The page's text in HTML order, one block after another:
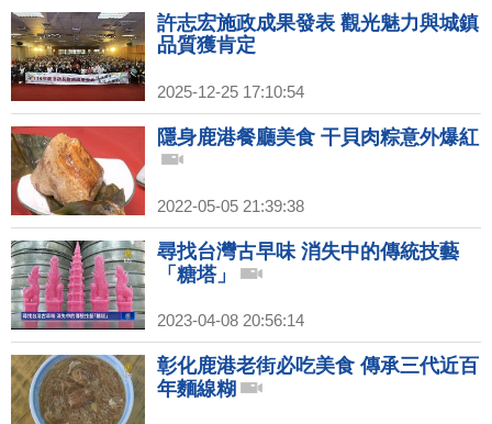
許志宏施政成果發表 觀光魅力與城鎮
品質獲肯定
2025-12-25 17:10:54
隱身鹿港餐廳美食 干貝肉粽意外爆紅
2022-05-05 21:39:38
尋找台灣古早味 消失中的傳統技藝
「糖塔」
2023-04-08 20:56:14
彰化鹿港老街必吃美食 傳承三代近百
年麵線糊